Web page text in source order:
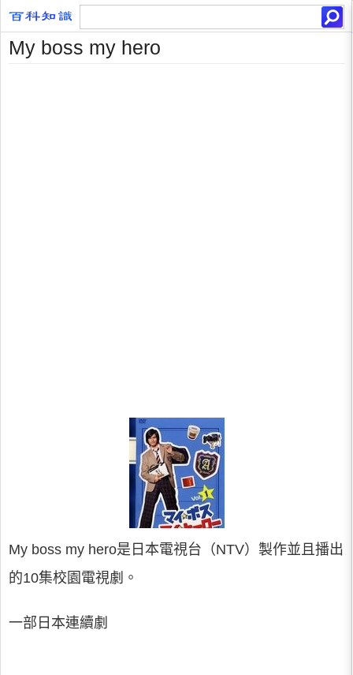
My boss my hero
My boss my hero是日本電視台（NTV）製作並且播出
的10集校園電視劇。
一部日本連續劇